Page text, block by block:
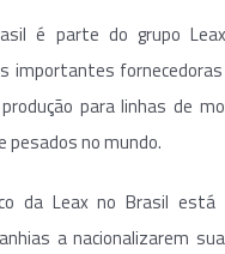
é parte do grupo
importantes
para linhas de
pesados no mundo.
da Leax no Brasil está
a nacionalizarem